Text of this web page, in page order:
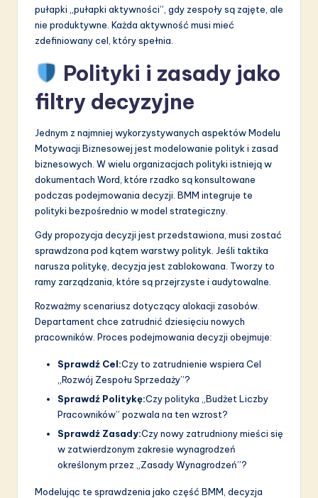
pułapki „pułapki aktywności”, gdy zespoły są zajęte, ale
nie produktywne. Każda aktywność musi mieć
zdefiniowany cel, który spełnia.
Polityki i zasady jako
filtry decyzyjne
Jednym z najmniej wykorzystywanych aspektów Modelu
Motywacji Biznesowej jest modelowanie polityk i zasad
biznesowych. W wielu organizacjach polityki istnieją w
dokumentach Word, które rzadko są konsultowane
podczas podejmowania decyzji. BMM integruje te
polityki bezpośrednio w model strategiczny.
Gdy propozycja decyzji jest przedstawiona, musi zostać
sprawdzona pod kątem warstwy polityk. Jeśli taktika
narusza politykę, decyzja jest zablokowana. Tworzy to
ramy zarządzania, które są przejrzyste i audytowalne.
Rozważmy scenariusz dotyczący alokacji zasobów.
Departament chce zatrudnić dziesięciu nowych
pracowników. Proces podejmowania decyzji obejmuje:
Sprawdź Cel:Czy to zatrudnienie wspiera Cel
„Rozwój Zespołu Sprzedaży”?
Sprawdź Politykę:Czy polityka „Budżet Liczby
Pracowników” pozwala na ten wzrost?
Sprawdź Zasady:Czy nowy zatrudniony mieści się
w zatwierdzonym zakresie wynagrodzeń
określonym przez „Zasady Wynagrodzeń”?
Modelując te sprawdzenia jako część BMM, decyzja